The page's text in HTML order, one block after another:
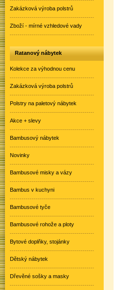
Zakázková výroba polstrů
Zboží - mírné vzhledové vady
Ratanový nábytek
Kolekce za výhodnou cenu
Zakázková výroba polstrů
Polstry na paletový nábytek
Akce + slevy
Bambusový nábytek
Novinky
Bambusové misky a vázy
Bambus v kuchyni
Bambusové tyče
Bambusové rohože a ploty
Bytové doplňky, stojánky
Dětský nábytek
Dřevěné sošky a masky